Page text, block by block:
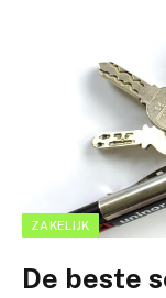
ZAKELIJK
De beste